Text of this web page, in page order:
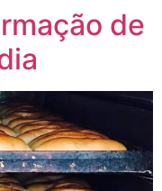
de